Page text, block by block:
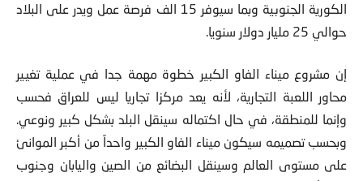
الكورية الجنوبية وبما سيوفر 15 الف فرصة عمل ويدر على البلاد
حوالي 25 مليار دولار سنويا.
إن مشروع ميناء الفاو الكبير خطوة مهمة جدا في عملية تغيير
محاور اللعبة التجارية، لأنه يعد مركزا تجاريا ليس للعراق فحسب
وإنما للمنطقة، في حال اكتماله سينقل البلد بشكل كبير ونوعي.
وبحسب تصميمه سيكون ميناء الفاو الكبير واحداً من أكبر الموانئ
على مستوى العالم وسينقل البضائع من الصين واليابان وجنوب